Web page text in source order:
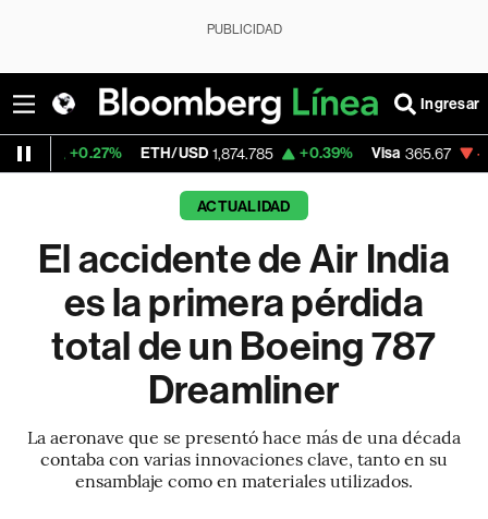
PUBLICIDAD
Ingresar
ETH/USD 1,874.785 +0.39% Visa 365.67 -0.13%
ACTUALIDAD
El accidente de Air India
es la primera pérdida
total de un Boeing 787
Dreamliner
La aeronave que se presentó hace más de una década
contaba con varias innovaciones clave, tanto en su
ensamblaje como en materiales utilizados.